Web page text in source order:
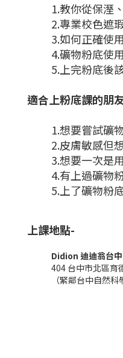
1.教你從保溼
2.專業校色遮
3.如何正確使
4.礦物粉底使
5.上完粉底後
適合上粉底課的朋
1.想要嘗試礦
2.皮膚敏感但
3.想要一次是
4.有上過礦物
5.上了礦物粉
上課地點-
Didion 迪迪翁台中
404 台中市北區育
（緊鄰台中自然科